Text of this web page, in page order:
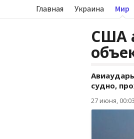
Главная Украина Мир
США
судно,
27 июня, 00:03